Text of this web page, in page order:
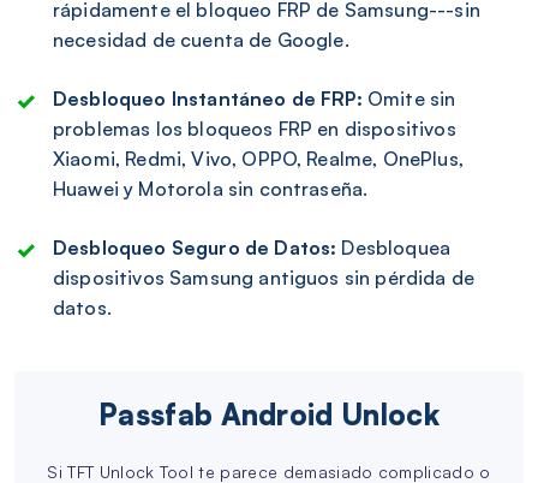
rápidamente el bloqueo FRP de Samsung---sin
necesidad de cuenta de Google.
Desbloqueo Instantáneo de FRP: Omite sin
problemas los bloqueos FRP en dispositivos
Xiaomi, Redmi, Vivo, OPPO, Realme, OnePlus,
Huawei y Motorola sin contraseña.
Desbloqueo Seguro de Datos: Desbloquea
dispositivos Samsung antiguos sin pérdida de
datos.
Passfab Android Unlock
Si TFT Unlock Tool te parece demasiado complicado o